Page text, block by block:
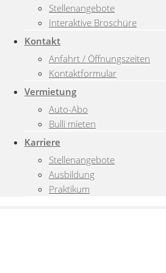
Stellenangebote
Interaktive Broschüre
Kontakt
Anfahrt / Öffnungszeiten
Kontaktformular
Vermietung
Auto-Abo
Bulli mieten
Karriere
Stellenangebote
Ausbildung
Praktikum